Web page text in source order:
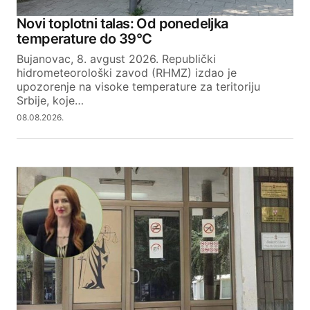
Your email address will not be published.
Required fields are marked*
Comment
Your Name
Your E-mail
SUBMIT COMMENT
Novi toplotni talas: Od ponedeljka
temperature do 39°C
Bujanovac, 8. avgust 2026. Republički
hidrometeorološki zavod (RHMZ) izdao je
upozorenje na visoke temperature za teritoriju
Srbije, koje…
08.08.2026.